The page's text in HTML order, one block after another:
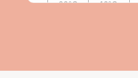
22°C 16°C
27°C 22°C